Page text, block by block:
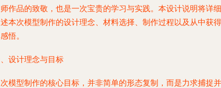
作品的致敬，也是一次宝贵的学习与实践。本设计说明将详细
本次模型制作的设计理念、材料选择、制作过程以及从中获得
悟。
设计理念与目标
模型制作的核心目标，并非简单的形态复制，而是力求捕捉并